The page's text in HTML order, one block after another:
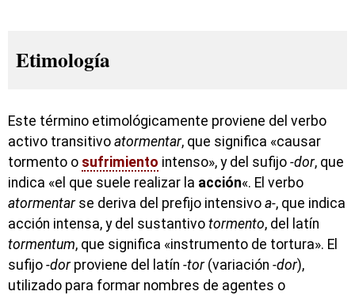
Etimología
Este término etimológicamente proviene del verbo
activo transitivo atormentar, que significa «causar
tormento o sufrimiento intenso», y del sufijo -dor, que
indica «el que suele realizar la acción«. El verbo
atormentarse deriva del prefijo intensivo a-, que indica
acción intensa, y del sustantivo tormento, del latín
tormentum, que significa «instrumento de tortura». El
sufijo -dorproviene del latín -tor(variación -dor),
utilizado para formar nombres de agentes o